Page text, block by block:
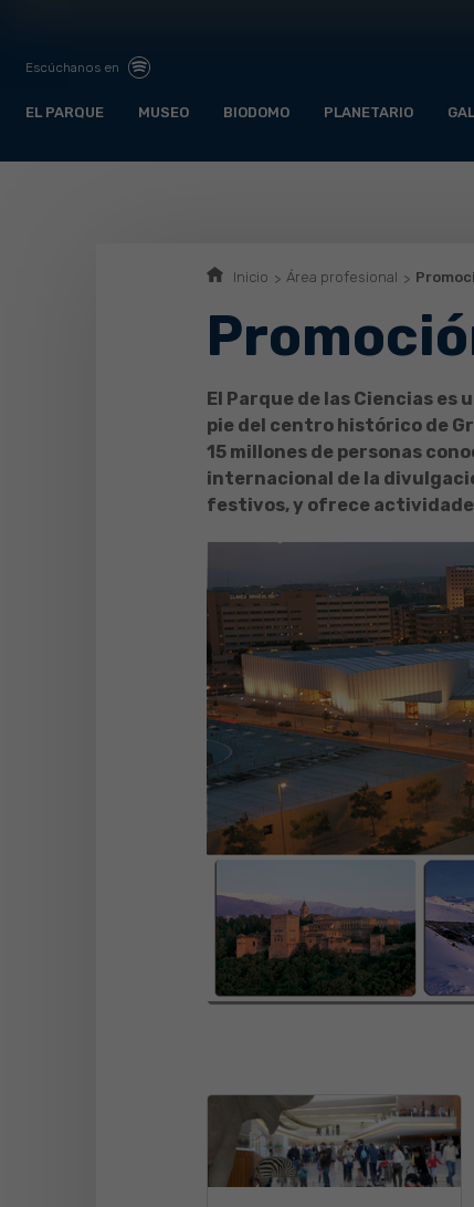
Escúchanos en
EL PARQUE MUSEO BIODOMO PLANETARIO
Inicio Área profesional
El Parque de las Ciencias
pie del centro histórico de
15 millones de personas
internacional de la
festivos, y ofrece